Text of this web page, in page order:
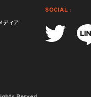
ディア
SOCIAL :